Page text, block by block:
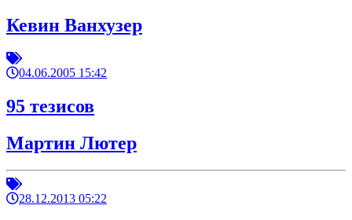
Кевин Ванхузер
04.06.2005 15:42
95 тезисов
Мартин Лютер
28.12.2013 05:22